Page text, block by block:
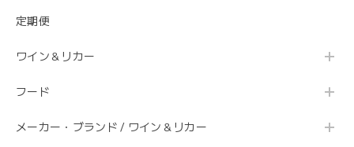
定期便
ワイン＆リカー
フード
メーカー・ブランド / ワイン＆リカー